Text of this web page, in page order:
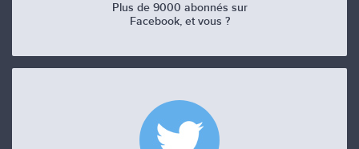
Plus de 9000 abonnés sur
Facebook, et vous ?